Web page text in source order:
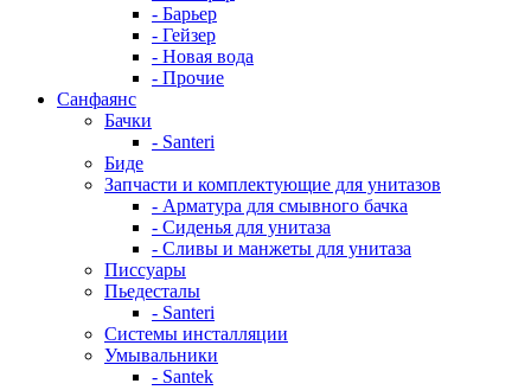
- Барьер
- Гейзер
- Новая вода
- Прочие
Санфаянс
Бачки
- Santeri
Биде
Запчасти и комплектующие для унитазов
- Арматура для смывного бачка
- Сиденья для унитаза
- Сливы и манжеты для унитаза
Писсуары
Пьедесталы
- Santeri
Системы инсталляции
Умывальники
- Santek